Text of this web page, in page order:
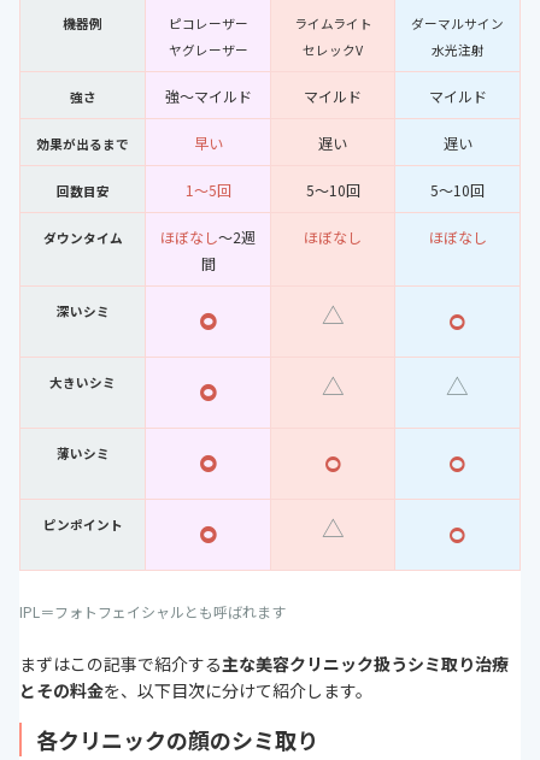
機器例
ピコレーザー
ヤグレーザー
ライムライト
セレックV
ダーマルサイン
水光注射
強さ 強〜マイルド マイルド マイルド
効果が出るまで 早い 遅い 遅い
回数目安 1〜5回 5〜10回 5〜10回
ダウンタイム ほぼなし〜2週
間
ほぼなし ほぼなし
深いシミ ⚪︎ △ ⚪︎
大きいシミ ⚪︎ △ △
薄いシミ ⚪︎ ⚪︎ ⚪︎
ピンポイント ⚪︎ △ ⚪︎
IPL＝フォトフェイシャルとも呼ばれます
まずはこの記事で紹介する主な美容クリニック扱うシミ取り治療
とその料金を、以下目次に分けて紹介します。
各クリニックの顔のシミ取り